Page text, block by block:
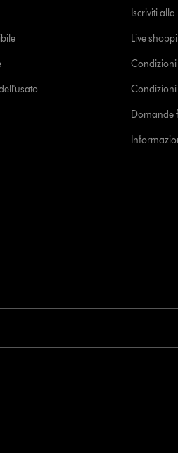
Iscriviti
Live
Condizioni
Condizioni
Domande